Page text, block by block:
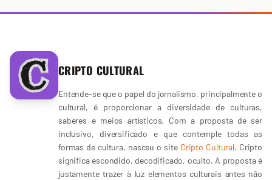
CRIPTO CULTURAL
Entende-se que o papel do jornalismo, principalmente o
cultural, é proporcionar a diversidade de culturas,
saberes e meios artísticos. Com a proposta de ser
inclusivo, diversificado e que contemple todas as
formas de cultura, nasceu o site Cripto Cultural. Cripto
significa escondido, decodificado, oculto. A proposta é
justamente trazer à luz elementos culturais antes não